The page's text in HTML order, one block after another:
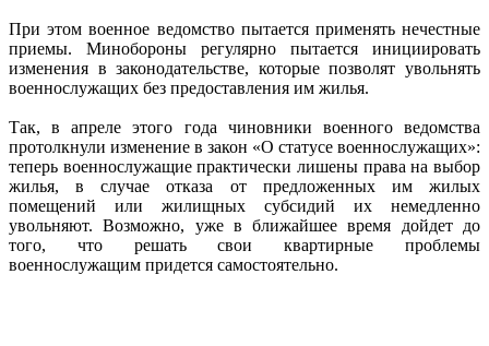
При этом военное ведомство пытается применять нечестные
приемы. Минобороны регулярно пытается инициировать
изменения в законодательстве, которые позволят увольнять
военнослужащих без предоставления им жилья.
Так, в апреле этого года чиновники военного ведомства
протолкнули изменение в закон «О статусе военнослужащих»:
теперь военнослужащие практически лишены права на выбор
жилья, в случае отказа от предложенных им жилых
помещений или жилищных субсидий их немедленно
увольняют. Возможно, уже в ближайшее время дойдет до
того, что решать свои квартирные проблемы
военнослужащим придется самостоятельно.